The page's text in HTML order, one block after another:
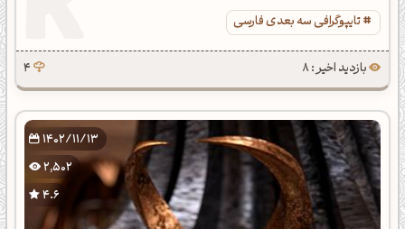
تایپوگرافی سه بعدی فارسی
بازدید اخیر : 8 4
1402/11/13
2,502
4.6